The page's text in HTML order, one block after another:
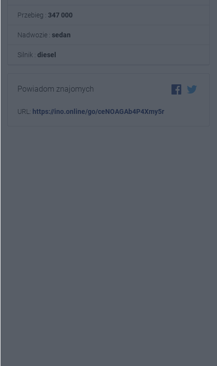
Przebieg : 347 000
Nadwozie : sedan
Silnik : diesel
Powiadom znajomych
URL: https://ino.online/go/ceNOAGAb4P4Xmy5r